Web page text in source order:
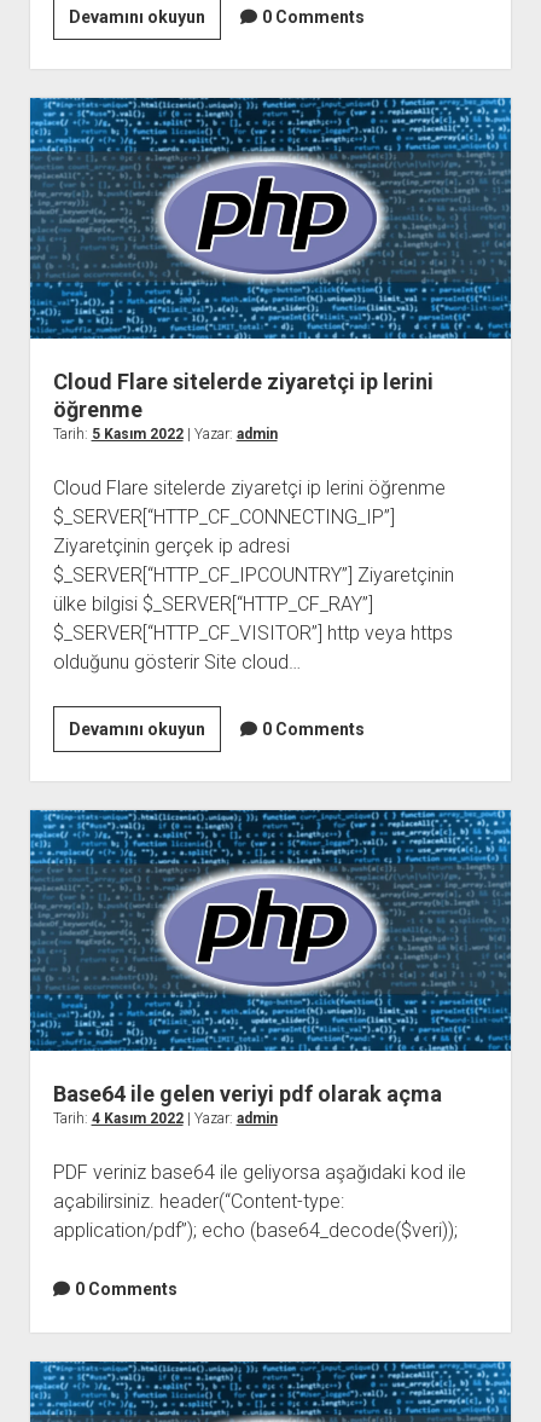
Devamını okuyunRandom
UUID
Oluşturma
0 Comments
Cloud Flare sitelerde ziyaretçi ip lerini
öğrenme
Tarih: 5 Kasım 2022| Yazar: admin
Cloud Flare sitelerde ziyaretçi ip lerini öğrenme
$_SERVER[“HTTP_CF_CONNECTING_IP”]
Ziyaretçinin gerçek ip adresi
$_SERVER[“HTTP_CF_IPCOUNTRY”] Ziyaretçinin
ülke bilgisi $_SERVER[“HTTP_CF_RAY”]
$_SERVER[“HTTP_CF_VISITOR”] http veya https
olduğunu gösterir Site cloud…
Devamını okuyunCloud
Flare
sitelerde
ziyaretçi
ip
lerini
öğrenme
0 Comments
Base64 ile gelen veriyi pdf olarak açma
Tarih: 4 Kasım 2022| Yazar: admin
PDF veriniz base64 ile geliyorsa aşağıdaki kod ile
açabilirsiniz. header(“Content-type:
application/pdf”); echo (base64_decode($veri));
0 Comments